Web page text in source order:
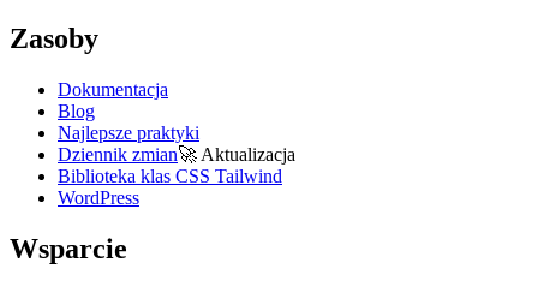
Zasoby
Dokumentacja
Blog
Najlepsze praktyki
Dziennik zmian🚀 Aktualizacja
Biblioteka klas CSS Tailwind
WordPress
Wsparcie